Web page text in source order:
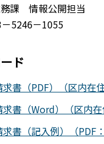
課 情報公開担当
5246－1055
ド
書（PDF）（区内在
書（Word）（区内
書（記入例）（PDF：